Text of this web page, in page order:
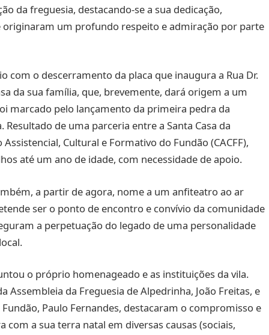
da freguesia, destacando-se a sua dedicação,
um profundo respeito e admiração por parte
com o descerramento da placa que inaugura a Rua Dr.
da sua família, que, brevemente, dará origem a um
marcado pelo lançamento da primeira pedra da
de uma parceria entre a Santa Casa da
Cultural e Formativo do Fundão (CACFF),
até um ano de idade, com necessidade de apoio.
a partir de agora, nome a um anfiteatro ao ar
ser o ponto de encontro e convívio da comunidade
a perpetuação do legado de uma personalidade
o próprio homenageado e as instituições da vila.
Assembleia da Freguesia de Alpedrinha, João Freitas, e
Paulo Fernandes, destacaram o compromisso e
com a sua terra natal em diversas causas (sociais,